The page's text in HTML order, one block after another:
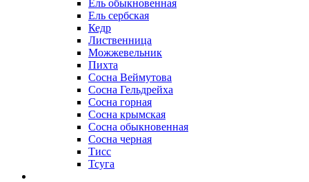
Ель обыкновенная
Ель сербская
Кедр
Лиственница
Можжевельник
Пихта
Сосна Веймутова
Сосна Гельдрейха
Сосна горная
Сосна крымская
Сосна обыкновенная
Сосна черная
Тисс
Тсуга